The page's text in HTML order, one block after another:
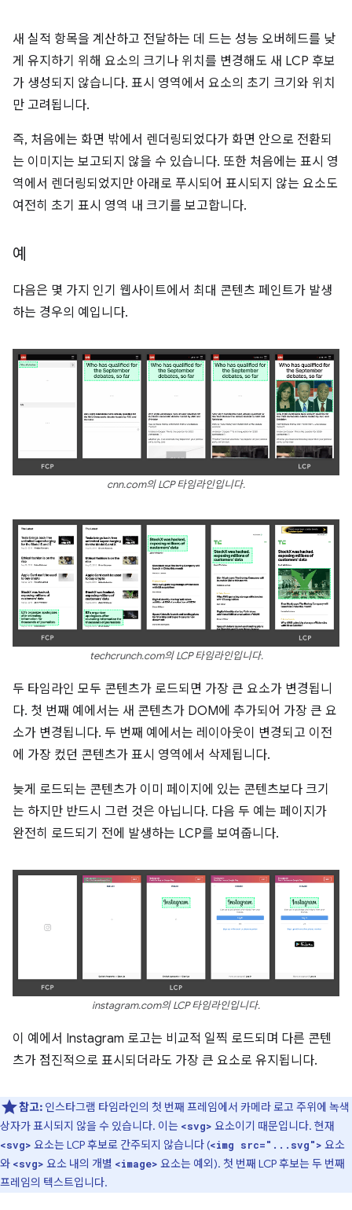
새 실적 항목을 계산하고 전달하는 데 드는 성능 오버헤드를 낮
게 유지하기 위해 요소의 크기나 위치를 변경해도 새 LCP 후보
가 생성되지 않습니다. 표시 영역에서 요소의 초기 크기와 위치
만 고려됩니다.
즉, 처음에는 화면 밖에서 렌더링되었다가 화면 안으로 전환되
는 이미지는 보고되지 않을 수 있습니다. 또한 처음에는 표시 영
역에서 렌더링되었지만 아래로 푸시되어 표시되지 않는 요소도
여전히 초기 표시 영역 내 크기를 보고합니다.
예
다음은 몇 가지 인기 웹사이트에서 최대 콘텐츠 페인트가 발생
하는 경우의 예입니다.
cnn.com의 LCP 타임라인입니다.
techcrunch.com의 LCP 타임라인입니다.
두 타임라인 모두 콘텐츠가 로드되면 가장 큰 요소가 변경됩니
다. 첫 번째 예에서는 새 콘텐츠가 DOM에 추가되어 가장 큰 요
소가 변경됩니다. 두 번째 예에서는 레이아웃이 변경되고 이전
에 가장 컸던 콘텐츠가 표시 영역에서 삭제됩니다.
늦게 로드되는 콘텐츠가 이미 페이지에 있는 콘텐츠보다 크기
는 하지만 반드시 그런 것은 아닙니다. 다음 두 예는 페이지가
완전히 로드되기 전에 발생하는 LCP를 보여줍니다.
instagram.com의 LCP 타임라인입니다.
이 예에서 Instagram 로고는 비교적 일찍 로드되며 다른 콘텐
츠가 점진적으로 표시되더라도 가장 큰 요소로 유지됩니다.
참고: 인스타그램 타임라인의 첫 번째 프레임에서 카메라 로고 주위에 녹색
상자가 표시되지 않을 수 있습니다. 이는 <svg> 요소이기 때문입니다. 현재
<svg> 요소는 LCP 후보로 간주되지 않습니다 (<img src="...svg"> 요소
와 <svg> 요소 내의 개별 <image> 요소는 예외). 첫 번째 LCP 후보는 두 번째
프레임의 텍스트입니다.